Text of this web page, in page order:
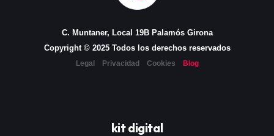
C. Muntaner, Local 19B Palamós Girona
Copyright © 2025 Todos los derechos reservados
Legal Privacidad Cookies Blog
kit digital